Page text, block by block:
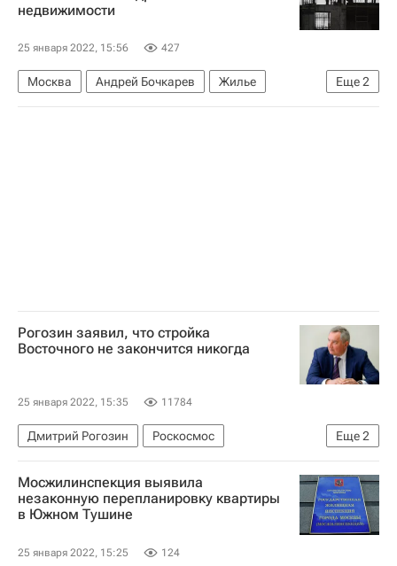
недвижимости
25 января 2022, 15:56 427
Еще2
Москва Андрей Бочкарев
Жилье
Недвижимость
Промзоны
Рогозин заявил, что стройка
Восточного не закончится никогда
25 января 2022, 15:35 11784
Еще2
Дмитрий Рогозин
Роскосмос
Восточный (космодром)
Строительство
Мосжилинспекция выявила
незаконную перепланировку квартиры
в Южном Тушине
25 января 2022, 15:25 124